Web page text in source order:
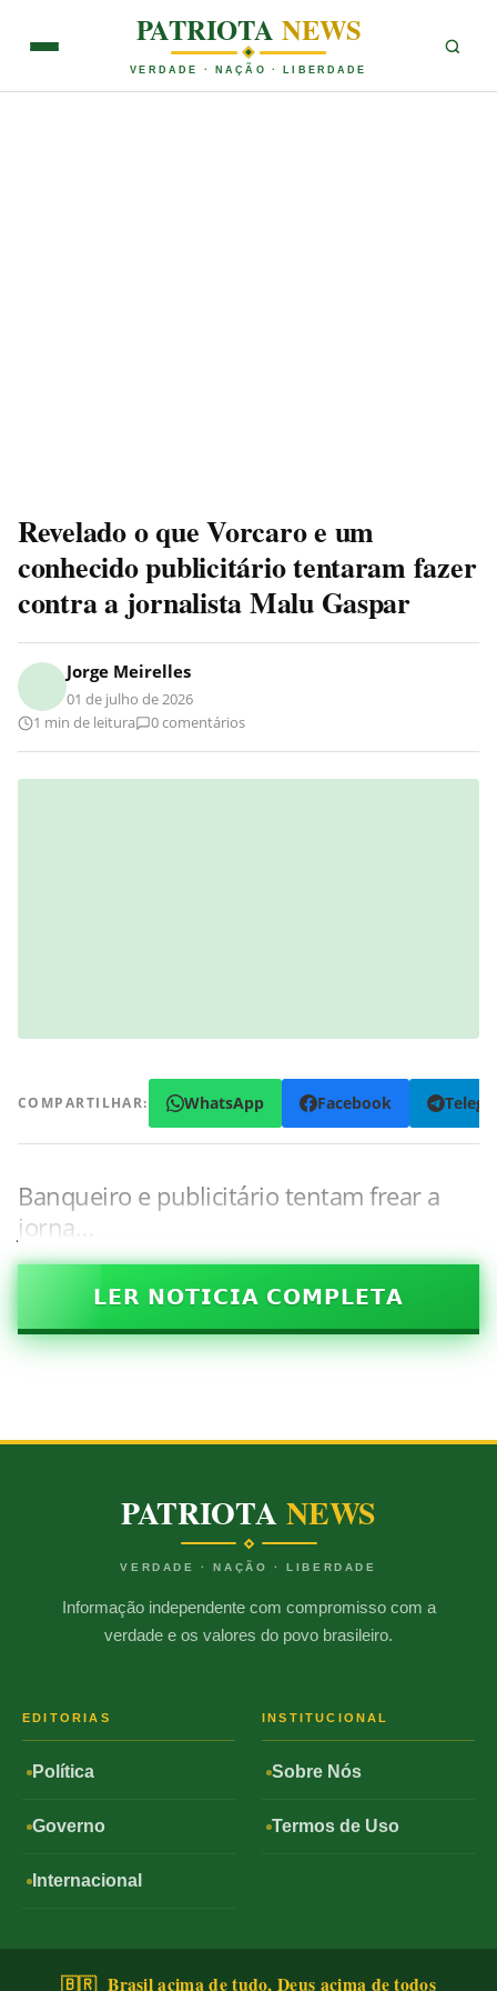
PATRIOTANEWS
VERDADE · NAÇÃO · LIBERDADE
Revelado o que Vorcaro e um
conhecido publicitário tentaram fazer
contra a jornalista Malu Gaspar
Jorge Meirelles
01 de julho de 2026
1 min de leitura
0 comentários
COMPARTILHAR: WhatsApp Facebook
Banqueiro e publicitário tentam frear a
jorna…
𝗟𝗘𝗥 𝗡𝗢𝗧𝗜𝗖𝗜𝗔 𝗖𝗢𝗠𝗣𝗟𝗘𝗧𝗔
PATRIOTANEWS
VERDADE · NAÇÃO · LIBERDADE
Informação independente com compromisso com a
verdade e os valores do povo brasileiro.
EDITORIAS
Política
Governo
Internacional
INSTITUCIONAL
Sobre Nós
Termos de Uso
🇧🇷 Brasil acima de tudo, Deus acima de todos